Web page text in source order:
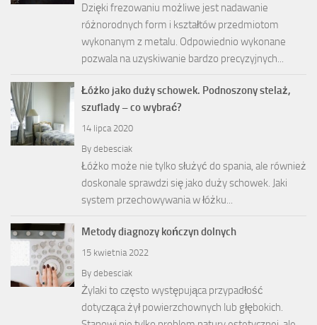
Dzięki frezowaniu możliwe jest nadawanie
różnorodnych form i kształtów przedmiotom
wykonanym z metalu. Odpowiednio wykonane
pozwala na uzyskiwanie bardzo precyzyjnych...
Łóżko jako duży schowek. Podnoszony stelaż,
szuflady – co wybrać?
14 lipca 2020
By debesciak
Łóżko może nie tylko służyć do spania, ale również
doskonale sprawdzi się jako duży schowek. Jaki
system przechowywania w łóżku...
Metody diagnozy kończyn dolnych
15 kwietnia 2022
By debesciak
Żylaki to często występująca przypadłość
dotycząca żył powierzchownych lub głębokich.